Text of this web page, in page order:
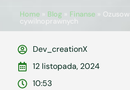
Home» Blog» Finanse»
cywilnoprawnych
Dev_creationX
12 listopada, 2024
10:53